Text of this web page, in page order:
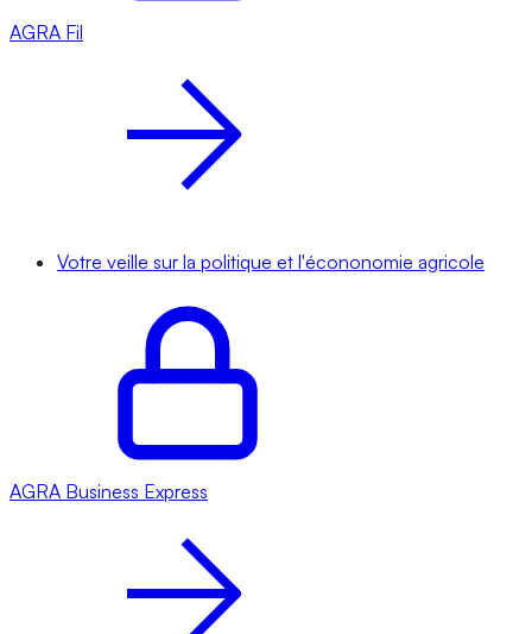
AGRA Fil
Votre veille sur la politique et l'écononomie agricole
AGRA Business Express